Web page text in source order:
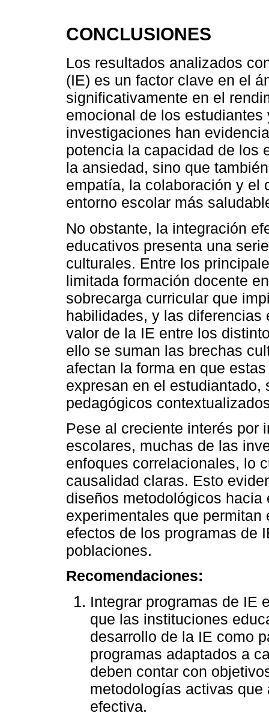
CONCLUSIONES
Los resultados analizados
(IE) es un factor clave en el
significativamente en el
emocional de los
investigaciones han
potencia la capacidad de los
la ansiedad, sino que
empatía, la colaboración y el
entorno escolar más
No obstante, la integración
educativos presenta una
culturales. Entre los
limitada formación docente
sobrecarga curricular que
habilidades, y las
valor de la IE entre los
ello se suman las brechas
afectan la forma en que
expresan en el
pedagógicos
Pese al creciente interés por
escolares, muchas de las
enfoques correlacionales, lo
causalidad claras. Esto
diseños metodológicos
experimentales que
efectos de los programas de
poblaciones.
Recomendaciones:
Integrar programas de IE
que las instituciones
desarrollo de la IE como
programas adaptados a
deben contar con
metodologías activas
efectiva.